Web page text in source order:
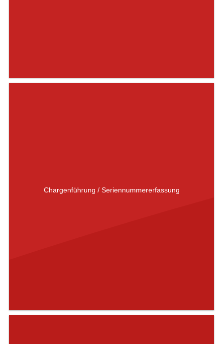
Chargenführung / Seriennummererfassung